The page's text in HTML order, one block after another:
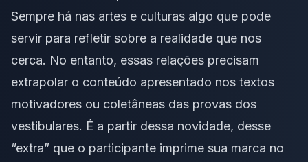
Sempre há nas artes e culturas algo que pode
servir para refletir sobre a realidade que nos
cerca. No entanto, essas relações precisam
extrapolar o conteúdo apresentado nos textos
motivadores ou coletâneas das provas dos
vestibulares. É a partir dessa novidade, desse
“extra” que o participante imprime sua marca no